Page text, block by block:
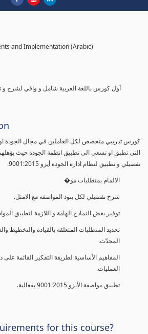
and Implementation (Arabic)
أول كورس باللغة العربية شامل و وافي لشرح و
كورس تدريبي متخصص لكل العاملين في مجال الجودة
التي تطبق او تسعى الى تطبيق انظمة الجودة حيث يؤهلهم
تفصيلي و تطبيق لنظام ادارة الجودة أيزو 9001:2015.
الالمام بمتطلبات مو�
شرح تفصيلي لكل بنود المواصفة مع الامثل.
توفير بعض النماذج الهامة و اللازمة لتطبيق
تحديد المتطلبات المتعلقة بالقيادة والتخطيط
المحدّث.
المفاهيم الأساسية لطريقة التفكير القائمة
العمليات.
تطبيق مواصفة الأيزو 9001:2015 بفعالية.
for this course?